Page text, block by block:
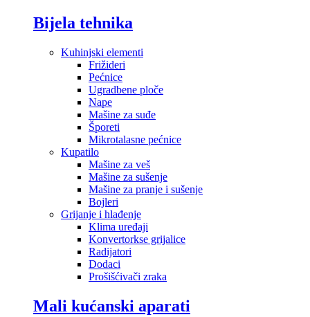
Bijela tehnika
Kuhinjski elementi
Frižideri
Pećnice
Ugradbene ploče
Nape
Mašine za suđe
Šporeti
Mikrotalasne pećnice
Kupatilo
Mašine za veš
Mašine za sušenje
Mašine za pranje i sušenje
Bojleri
Grijanje i hlađenje
Klima uređaji
Konvertorkse grijalice
Radijatori
Dodaci
Prošišćivači zraka
Mali kućanski aparati